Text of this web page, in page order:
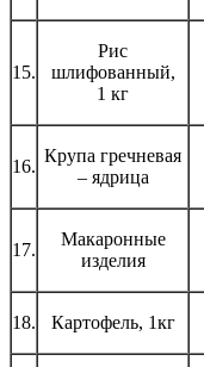
15.
Рис
шлифованный,
1 кг
16.
Крупа гречневая
– ядрица
17.
Макаронные
изделия
18. Картофель, 1кг